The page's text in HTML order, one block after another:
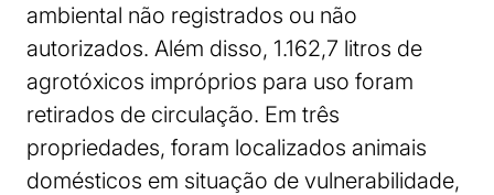
ambiental não registrados ou não
autorizados. Além disso, 1.162,7 litros de
agrotóxicos impróprios para uso foram
retirados de circulação. Em três
propriedades, foram localizados animais
domésticos em situação de vulnerabilidade,